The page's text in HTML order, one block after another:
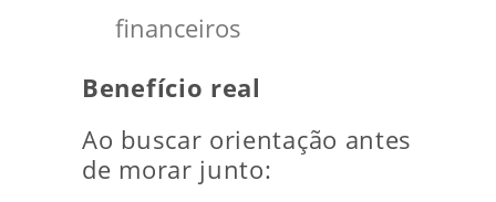
financeiros
Benefício real
Ao buscar orientação antes
de morar junto: